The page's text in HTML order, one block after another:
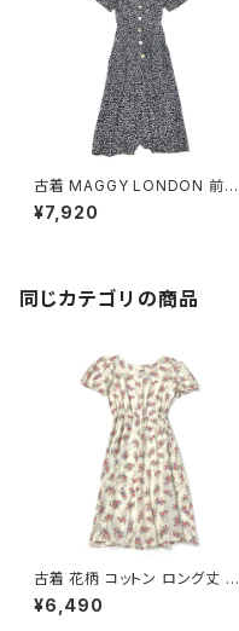
古着 MAGGY LONDON 前開
き 花柄 ロング丈 半袖 ワンピー
ス 紺 (otu2604136)
¥7,920
同じカテゴリの商品
古着 花柄 コットン ロング丈 半
袖 ワンピース ベージュ (oa26
07070)
¥6,490